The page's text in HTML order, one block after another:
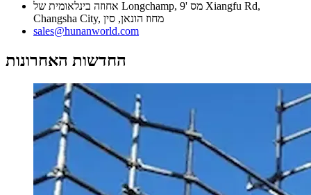
אחוזה בינלאומית של Longchamp, מס '9 Xiangfu Rd,
Changsha City, מחוז הונאן, סין
sales@hunanworld.com
החדשות האחרונות